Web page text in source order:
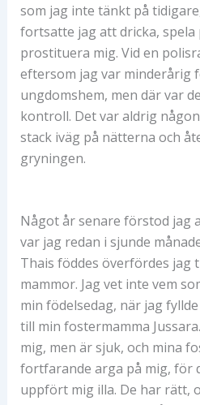
som jag inte tänkt på
fortsatte jag att dricka,
prostituera mig. Vid en
eftersom jag var minderårig
ungdomshem, men där var
kontroll. Det var aldrig
stack iväg på nätterna och
gryningen.
Något år senare förstod jag
var jag redan i sjunde
Thais föddes överfördes jag
mammor. Jag vet inte vem
min födelsedag, när jag
till min fostermamma
mig, men är sjuk, och mina
fortfarande arga på mig, för
uppfört mig illa. De har rätt,